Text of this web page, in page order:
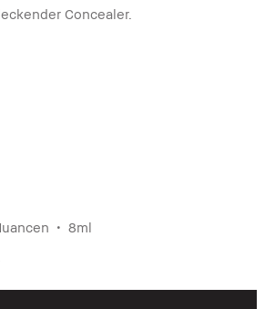
Concealer.
8ml